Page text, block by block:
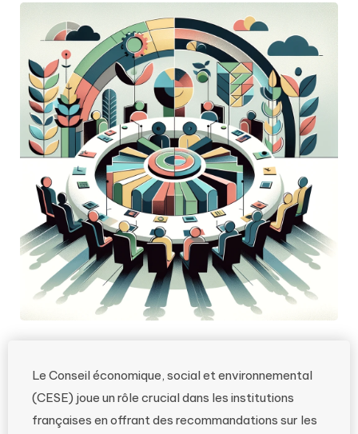
Le Conseil économique, social et environnemental
(CESE) joue un rôle crucial dans les institutions
françaises en offrant des recommandations sur les